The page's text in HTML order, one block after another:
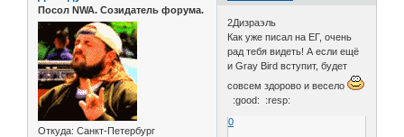
Посол NWA. Созидатель форума.
Откуда: Санкт-Петербург
2Дизраэль
Как уже писал на ЕГ, очень
рад тебя видеть! А если ещё
и Gray Bird вступит, будет
совсем здорово и весело
:good: :resp:
0